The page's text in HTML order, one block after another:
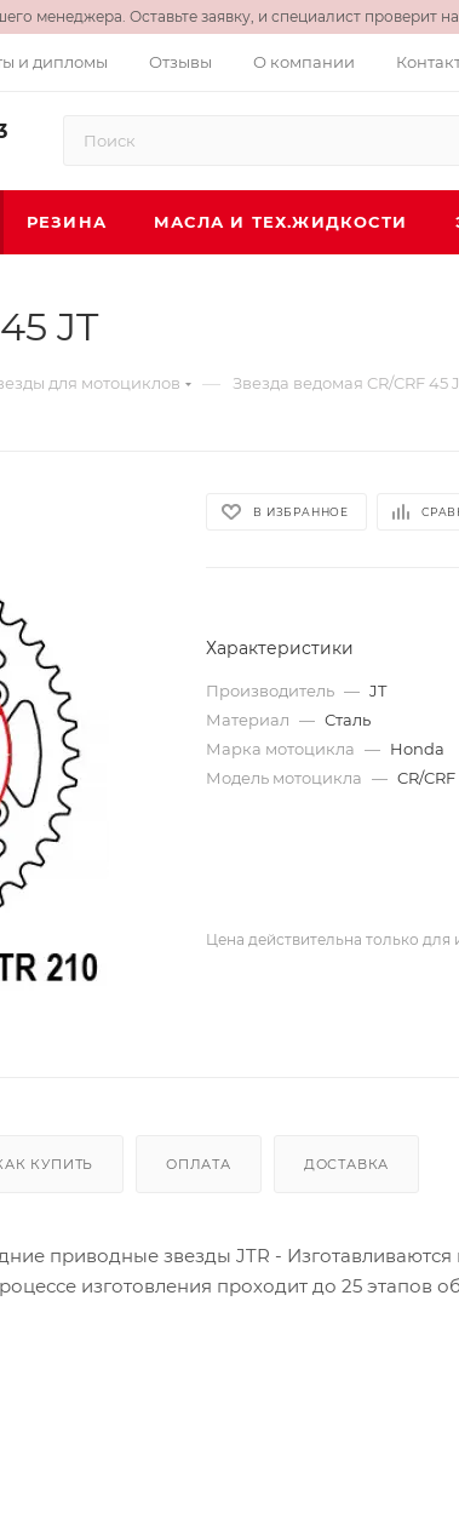
менеджера. Оставьте заявку, и специалист проверит
и дипломы Отзывы О компании
РЕЗИНА МАСЛА И ТЕХ.ЖИДКОСТИ
JT
для мотоциклов — Звезда ведомая CR/CRF 45
В ИЗБРАННОЕ
Характеристики
Производитель — JT
Материал — Сталь
Марка мотоцикла — Honda
Модель мотоцикла — CR/CRF
Цена действительна только для
КУПИТЬ ОПЛАТА ДОСТАВКА
приводные звезды JTR - Изготавливаются
изготовления проходит до 25 этапов